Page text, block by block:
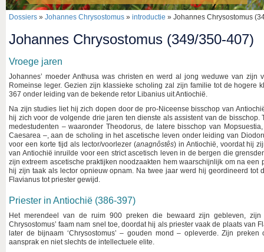
Dossiers » Johannes Chrysostomus » introductie » Johannes Chrysostomus
Johannes Chrysostomus (349/350-407)
Vroege jaren
Johannes’ moeder Anthusa was christen en werd al jong weduwe van zijn
Romeinse leger. Gezien zijn klassieke scholing zal zijn familie tot de hogere
367 onder leiding van de bekende retor Libanius uit Antiochië.
Na zijn studies liet hij zich dopen door de pro-Niceense bisschop van
hij zich voor de volgende drie jaren ten dienste als assistent van de
medestudenten – waaronder Theodorus, de latere bisschop van
Caesarea –, aan de scholing in het ascetische leven onder leiding van
voor een korte tijd als lector/voorlezer (anagnôstês) in Antiochië, voordat hij
van Antiochië inruilde voor een strict ascetisch leven in de bergen die
zijn extreem ascetische praktijken noodzaakten hem waarschijnlijk om na
hij zijn taak als lector opnieuw opnam. Na twee jaar werd hij geordineerd tot
Flavianus tot priester gewijd.
Priester in Antiochië (386-397)
Het merendeel van de ruim 900 preken die bewaard zijn gebleven,
Chrysostomus’ faam nam snel toe, doordat hij als priester vaak de plaats van
later de bijnaam ‘Chrysostomus’ – gouden mond – opleverde. Zijn
aansprak en niet slechts de intellectuele elite.